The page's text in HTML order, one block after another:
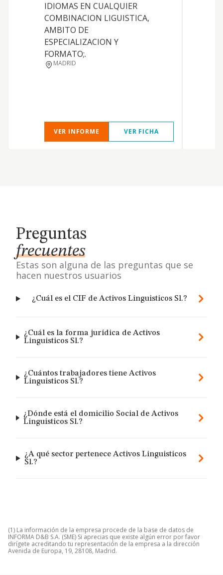
IDIOMAS EN CUALQUIER
COMBINACION LIGUISTICA,
AMBITO DE
ESPECIALIZACION Y
FORMATO;.
MADRID
VER INFORME VER FICHA
Preguntas
frecuentes
Estas son alguna de las preguntas que se
hacen nuestros usuarios
¿Cuál es el CIF de Activos Linguisticos Sl.?
¿Cuál es la forma jurídica de Activos
Linguisticos Sl.?
¿Cuántos trabajadores tiene Activos
Linguisticos Sl.?
¿Dónde está el domicilio Social de Activos
Linguisticos Sl.?
¿A qué sector pertenece Activos Linguisticos
Sl.?
(1) La información de la empresa procede de la base de datos de
INFORMA D&B S.A. (SME) Si aprecias que existe algún error por favor
dirígete acreditando tu representación de la empresa a la dirección
Avenida de Europa, 19, 28108, Madrid.